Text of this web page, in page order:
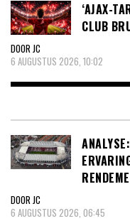
‘AJAX-
CLUB
DOOR JC
6 AUGUSTUS 2026, 10:02
DOOR JC
6 AUGUSTUS 2026, 06:45